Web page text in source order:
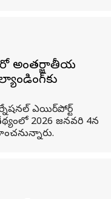
అంతర్జాతీయ
ఎయిర్‌పోర్ట్
2026 జనవరి 4న